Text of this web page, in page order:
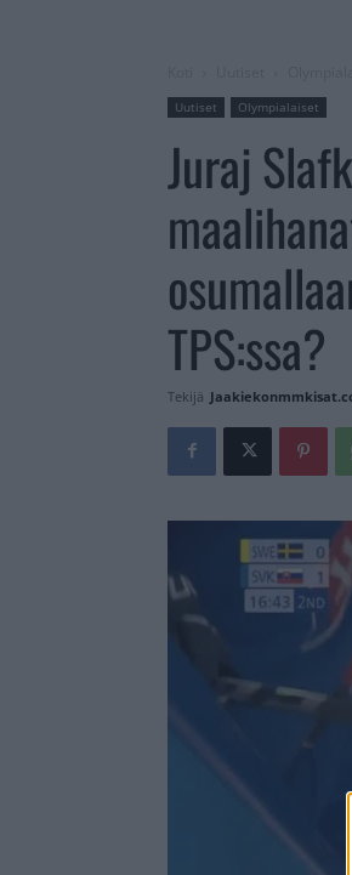
Uutiset Olympialaiset
Juraj
TPS:ssa?
Tekijä